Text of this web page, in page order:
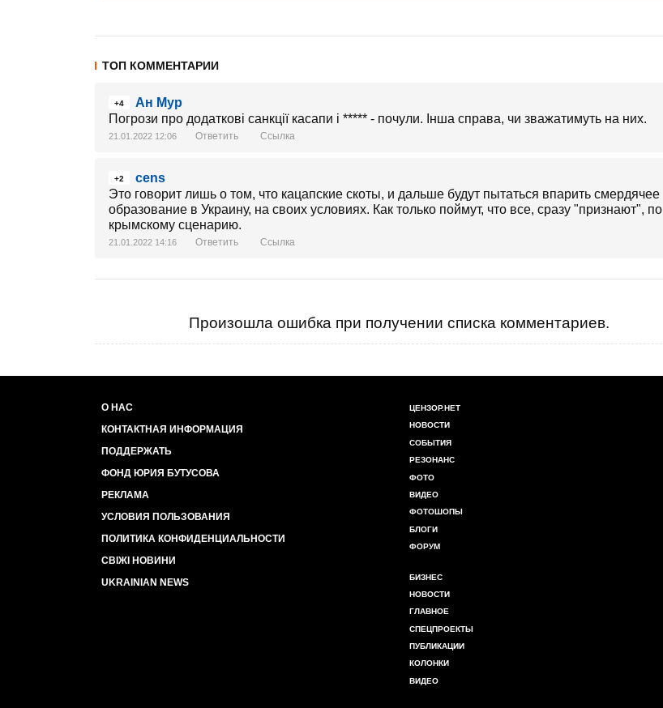
ТОП КОММЕНТАРИИ
+4
Ан Мур
Погрози про додаткові санкції касапи і ***** - почули. Інша справа, чи зважатимуть на них.
21.01.2022 12:06 Ответить Ссылка
+2
cens
Это говорит лишь о том, что кацапские скоты, и дальше будут пытаться впарить смердячее
образование в Украину, на своих условиях. Как только поймут, что все, сразу "признают", по
крымскому сценарию.
21.01.2022 14:16 Ответить Ссылка
Произошла ошибка при получении списка комментариев.
О НАС
КОНТАКТНАЯ ИНФОРМАЦИЯ
ПОДДЕРЖАТЬ
ФОНД ЮРИЯ БУТУСОВА
РЕКЛАМА
УСЛОВИЯ ПОЛЬЗОВАНИЯ
ПОЛИТИКА КОНФИДЕНЦИАЛЬНОСТИ
СВІЖІ НОВИНИ
UKRAINIAN NEWS
ЦЕНЗОР.НЕТ
НОВОСТИ
СОБЫТИЯ
РЕЗОНАНС
ФОТО
ВИДЕО
ФОТОШОПЫ
БЛОГИ
ФОРУМ
БИЗНЕС
НОВОСТИ
ГЛАВНОЕ
СПЕЦПРОЕКТЫ
ПУБЛИКАЦИИ
КОЛОНКИ
ВИДЕО